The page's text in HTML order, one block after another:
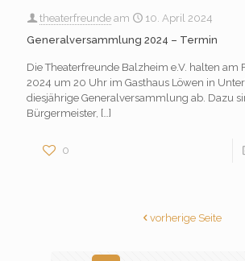
theaterfreunde am
10. April 2024
Generalversammlung 2024 – Termin
Die Theaterfreunde Balzheim e.V. halten am
2024 um 20 Uhr im Gasthaus Löwen in
diesjährige Generalversammlung ab. Dazu
Bürgermeister, […]
0
vorherige Seite